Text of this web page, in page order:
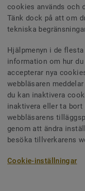
cookies används och
Tänk dock på att om
tekniska
Hjälpmenyn i de
information om hur
accepterar nya
webbläsaren
du kan inaktivera
inaktivera eller ta bort
webbläsarens
genom att ändra
besöka tillverkarens
Cookie-inställningar